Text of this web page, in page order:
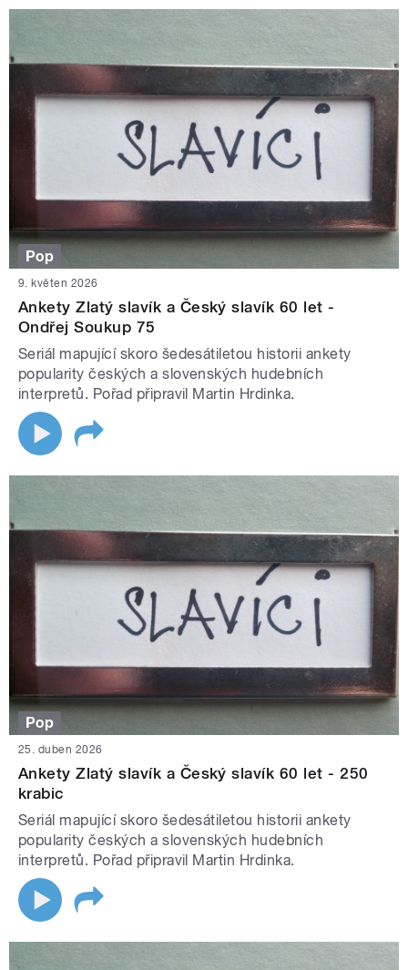
Pop
9. květen 2026
Ankety Zlatý slavík a Český slavík 60 let -
Ondřej Soukup 75
Seriál mapující skoro šedesátiletou historii ankety
popularity českých a slovenských hudebních
interpretů. Pořad připravil Martin Hrdinka.
Pop
25. duben 2026
Ankety Zlatý slavík a Český slavík 60 let - 250
krabic
Seriál mapující skoro šedesátiletou historii ankety
popularity českých a slovenských hudebních
interpretů. Pořad připravil Martin Hrdinka.